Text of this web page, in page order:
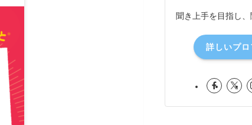
聞き上手を目指し、
詳しいプ